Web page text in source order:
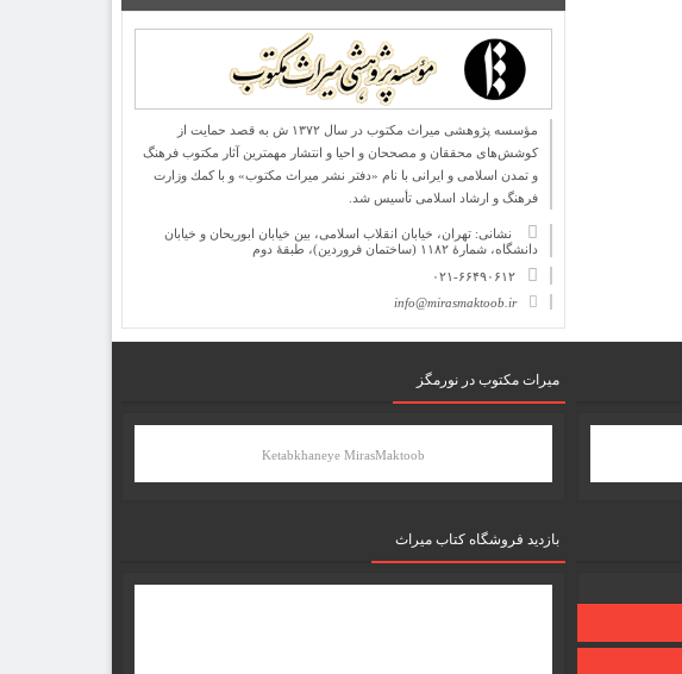
مؤسسه پژوهشی میراث مكتوب در سال ۱۳۷۲ ش به قصد حمایت از
كوشش‌های محققان و مصححان و احیا و انتشار مهمترین آثار مكتوب فرهنگ
و تمدن اسلامی و ایرانی با نام «دفتر نشر میراث مكتوب» و با كمك وزارت
فرهنگ و ارشاد اسلامی تأسیس شد.
نشانی: تهران، خیابان انقلاب اسلامی، بین خیابان ابوریحان و خیابان
دانشگاه، شمارۀ ۱۱۸۲ (ساختمان فروردین)، طبقۀ دوم
۰۲۱-۶۶۴۹۰۶۱۲
info@mirasmaktoob.ir
میرات مکتوب در نورمگز
Ketabkhaneye MirasMaktoob
بازدید فروشگاه کتاب میراث